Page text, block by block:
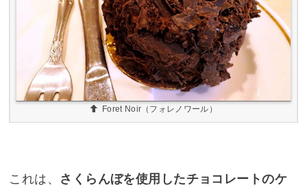
Foret Noir（フォレノワール）
これは、 さくらんぼを使用したチョコレートのケ